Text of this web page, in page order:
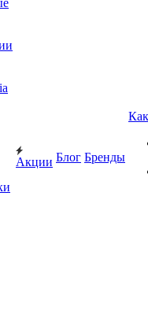
Акции Блог Бренды